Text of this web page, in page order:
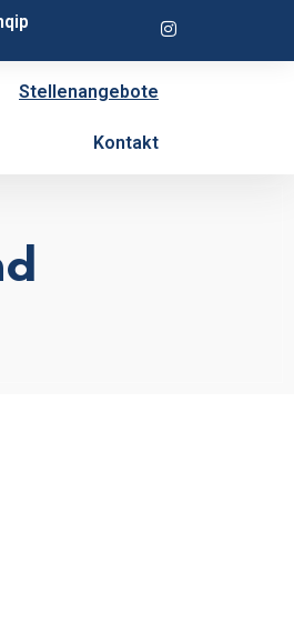
Stellenangebote
Kontakt